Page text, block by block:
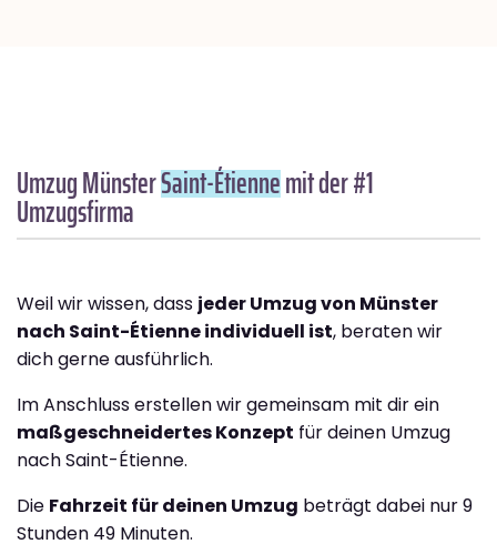
Umzug MünsterSaint-Étiennemit der #1
Umzugsfirma
Weil wir wissen, dass jeder Umzug von Münster
nach Saint-Étienne individuell ist, beraten wir
dich gerne ausführlich.
Im Anschluss erstellen wir gemeinsam mit dir ein
maßgeschneidertes Konzept für deinen Umzug
nach Saint-Étienne.
Die Fahrzeit für deinen Umzug beträgt dabei nur 9
Stunden 49 Minuten.